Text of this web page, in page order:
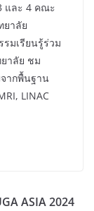
ละ 4 คณะ
ยาลัย
รมเรียนรู้ร่วม
าลัย ชม
ากพื้นฐาน
LINAC
ASIA 2024